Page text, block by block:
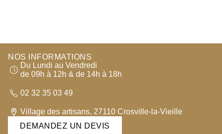
NOS INFORMATIONS
Du Lundi au Vendredi
de 09h à 12h & de 14h à 18h
02 32 35 03 49
Village des artisans, 27110 Crosville-la-Vieille
DEMANDEZ UN DEVIS